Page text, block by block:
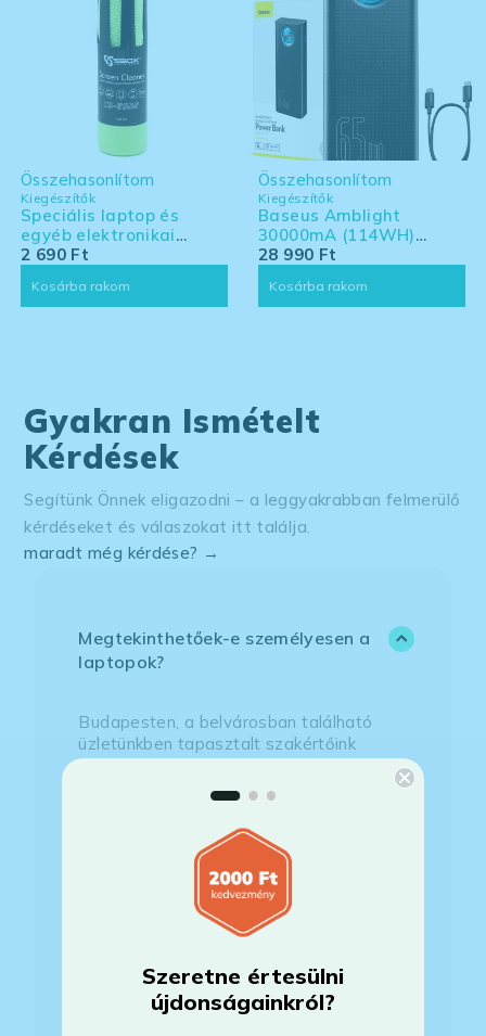
Kiegészítők
Speciális laptop és
egyéb elektronikai
eszköz tisztító készlet -
Összehasonlítom
2 690 Ft
Kosárba rakom
Kiegészítők
Baseus Amblight
30000mA (114WH)
powerbank - Laptoppal
Összehasonlítom
28 990 Ft
Kosárba rakom
Gyakran Ismételt
Kérdések
Segítünk Önnek eligazodni – a leggyakrabban felmerülő
kérdéseket és válaszokat itt találja.
maradt még kérdése? →
Megtekinthetőek-e személyesen a
laptopok?
Budapesten, a belvárosban található
üzletünkben tapasztalt szakértőink
segítenek minden felmerülő kérdés
megválaszolásában, és az Ön igényeinek
Minden a webshopunkban látható
laptop megtekinthető,bármit
letesztelhet rajtuk üzletünkben.
– A laptop állapotát
– A kijelző állapotát (pixelhibák, kopás
Szeretne értesülni
újdonságainkról?